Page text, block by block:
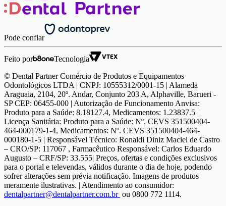
Pode confiar
Feito por
Tecnologia
© Dental Partner Comércio de Produtos e Equipamentos
Odontológicos LTDA | CNPJ: 10555312/0001-15 | Alameda
Araguaia, 2104, 20º. Andar, Conjunto 203 A, Alphaville, Barueri -
SP CEP: 06455-000 | Autorização de Funcionamento Anvisa:
Produto para a Saúde: 8.18127.4, Medicamentos: 1.23837.5 |
Licença Sanitária: Produto para a Saúde: Nº. CEVS 351500404-
464-000179-1-4, Medicamentos: Nº. CEVS 351500404-464-
000180-1-5 | Responsável Técnico: Ronaldi Diniz Maciel de Castro
– CRO/SP: 117067 , Farmacêutico Responsável: Carlos Eduardo
Augusto – CRF/SP: 33.555| Preços, ofertas e condições exclusivos
para o portal e televendas, válidos durante o dia de hoje, podendo
sofrer alterações sem prévia notificação. Imagens de produtos
meramente ilustrativas. | Atendimento ao consumidor:
dentalpartner@dentalpartner.com.br ou 0800 772 1114.